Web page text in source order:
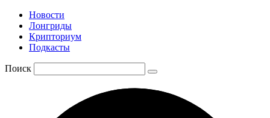
Новости
Лонгриды
Крипториум
Подкасты
Поиск